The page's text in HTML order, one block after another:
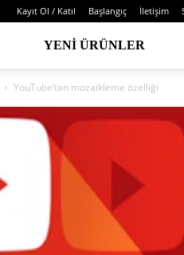
Kayıt Ol / Katıl Başlangıç İletişim
YENI ÜRÜNLER
YouTube’tan mozaikleme özelliği